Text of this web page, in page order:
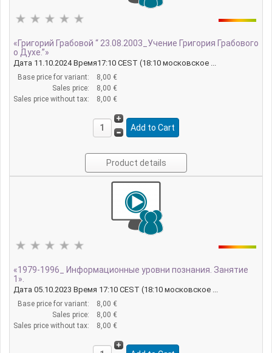
«Григорий Грабовой “ 23.08.2003_Учение Григория Грабового
о Духе.”»
Дата 11.10.2024 Время17:10 CEST (18:10 московское ...
Base price for variant:
8,00 €
Sales price:
8,00 €
Sales price without tax:
8,00 €
Product details
«1979-1996_ Информационные уровни познания. Занятие
1».
Дата 05.10.2023 Время 17:10 CEST (18:10 московское ...
Base price for variant:
8,00 €
Sales price:
8,00 €
Sales price without tax:
8,00 €